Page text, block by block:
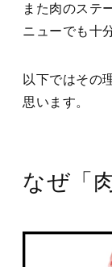
また肉のステ
ニューでも十
以下ではその
思います。
なぜ「